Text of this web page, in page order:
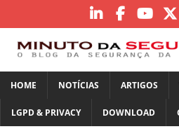
HOME NOTÍCIAS ARTIGOS
LGPD & PRIVACY DOWNLOAD